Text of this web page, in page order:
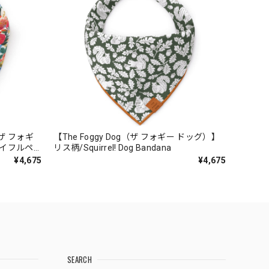
フォギ
フルペ
ドッグ
¥4,675
【The Foggy Dog（ザ フォギー ドッグ）】
リス柄/Squirrel! Dog Bandana
¥4,675
SEARCH